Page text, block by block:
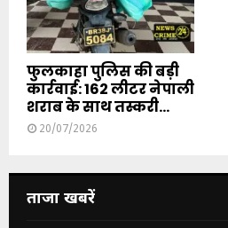
फुलकाहा पुलिस की बड़ी
कार्रवाई: 162 लीटर नेपाली
शराब के साथ तस्करी...
20/07/2026
ताजा खबरें